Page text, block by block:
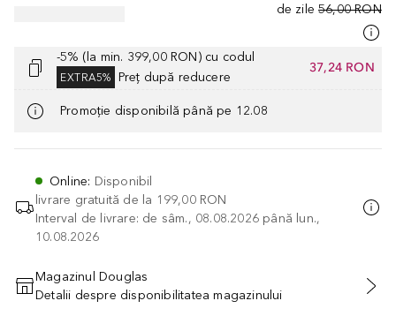
de zile 56,00 RON
-5% (la min. 399,00 RON) cu codul
EXTRA5% Preț după reducere
37,24 RON
Promoție disponibilă până pe 12.08
Online: Disponibil
livrare gratuită de la 199,00 RON
Interval de livrare: de sâm., 08.08.2026 până lun.,
10.08.2026
ADĂUGAȚI ÎN COŞ
Magazinul Douglas
Detalii despre disponibilitatea magazinului